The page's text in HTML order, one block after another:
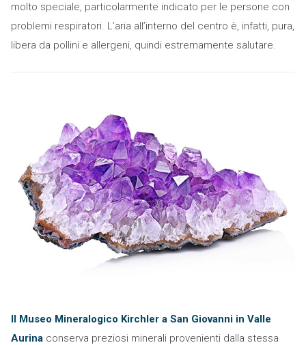
molto speciale, particolarmente indicato per le persone con
problemi respiratori. L’aria all’interno del centro è, infatti, pura,
libera da pollini e allergeni, quindi estremamente salutare.
Il Museo Mineralogico Kirchler a San Giovanni in Valle
Aurinaconserva preziosi minerali provenienti dalla stessa